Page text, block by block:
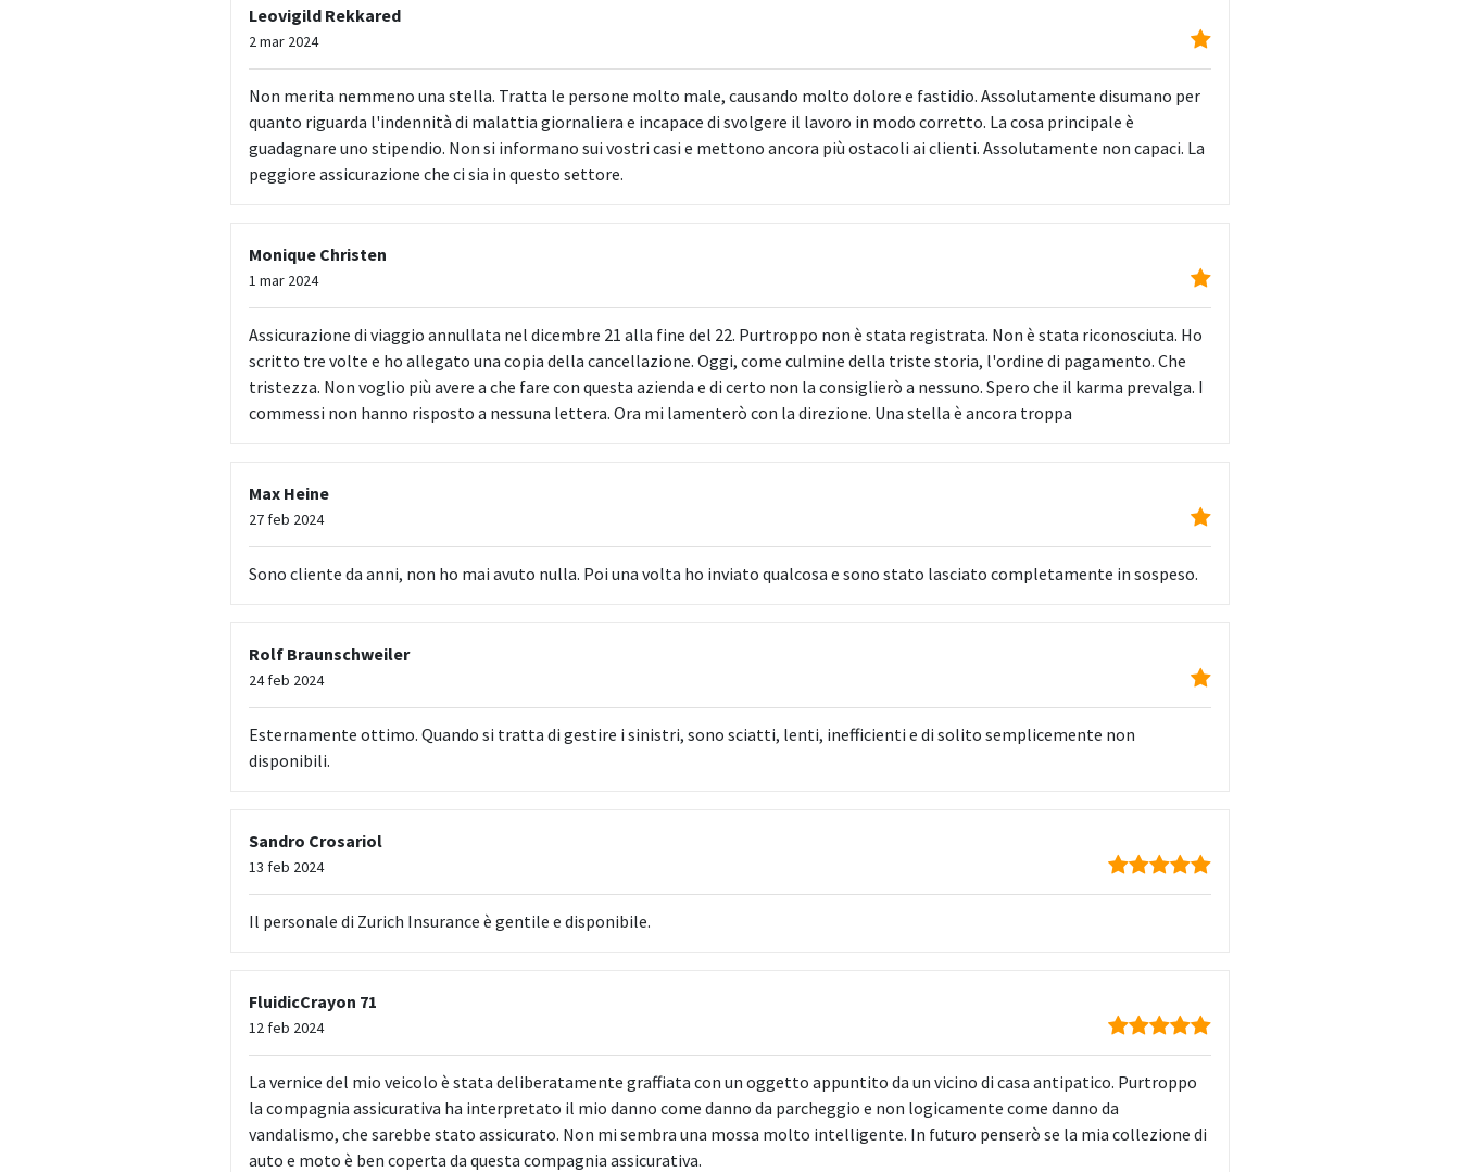
Leovigild Rekkared
2 mar 2024
Non merita nemmeno una stella. Tratta le persone molto male, causando molto dolore e fastidio. Assolutamente disumano per
quanto riguarda l'indennità di malattia giornaliera e incapace di svolgere il lavoro in modo corretto. La cosa principale è
guadagnare uno stipendio. Non si informano sui vostri casi e mettono ancora più ostacoli ai clienti. Assolutamente non capaci. La
peggiore assicurazione che ci sia in questo settore.
Monique Christen
1 mar 2024
Assicurazione di viaggio annullata nel dicembre 21 alla fine del 22. Purtroppo non è stata registrata. Non è stata riconosciuta. Ho
scritto tre volte e ho allegato una copia della cancellazione. Oggi, come culmine della triste storia, l'ordine di pagamento. Che
tristezza. Non voglio più avere a che fare con questa azienda e di certo non la consiglierò a nessuno. Spero che il karma prevalga. I
commessi non hanno risposto a nessuna lettera. Ora mi lamenterò con la direzione. Una stella è ancora troppa
Max Heine
27 feb 2024
Sono cliente da anni, non ho mai avuto nulla. Poi una volta ho inviato qualcosa e sono stato lasciato completamente in sospeso.
Rolf Braunschweiler
24 feb 2024
Esternamente ottimo. Quando si tratta di gestire i sinistri, sono sciatti, lenti, inefficienti e di solito semplicemente non
disponibili.
Sandro Crosariol
13 feb 2024
Il personale di Zurich Insurance è gentile e disponibile.
FluidicCrayon 71
12 feb 2024
La vernice del mio veicolo è stata deliberatamente graffiata con un oggetto appuntito da un vicino di casa antipatico. Purtroppo
la compagnia assicurativa ha interpretato il mio danno come danno da parcheggio e non logicamente come danno da
vandalismo, che sarebbe stato assicurato. Non mi sembra una mossa molto intelligente. In futuro penserò se la mia collezione di
auto e moto è ben coperta da questa compagnia assicurativa.